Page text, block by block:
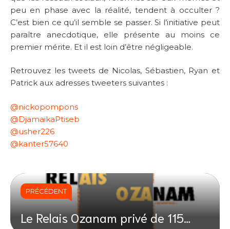
peu en phase avec la réalité, tendent à occulter ?
C’est bien ce qu’il semble se passer. Si l’initiative peut
paraître anecdotique, elle présente au moins ce
premier mérite. Et il est loin d’être négligeable.
Retrouvez les tweets de Nicolas, Sébastien, Ryan et
Patrick aux adresses tweeters suivantes :
@nickopompons
@DjamaikaPtiseb
@usher226
@kanter57640
PRÉCÉDENT
Le Relais Ozanam privé de 115…